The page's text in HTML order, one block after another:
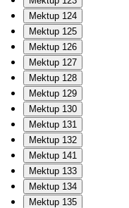
Mektup 124
Mektup 125
Mektup 126
Mektup 127
Mektup 128
Mektup 129
Mektup 130
Mektup 131
Mektup 132
Mektup 141
Mektup 133
Mektup 134
Mektup 135